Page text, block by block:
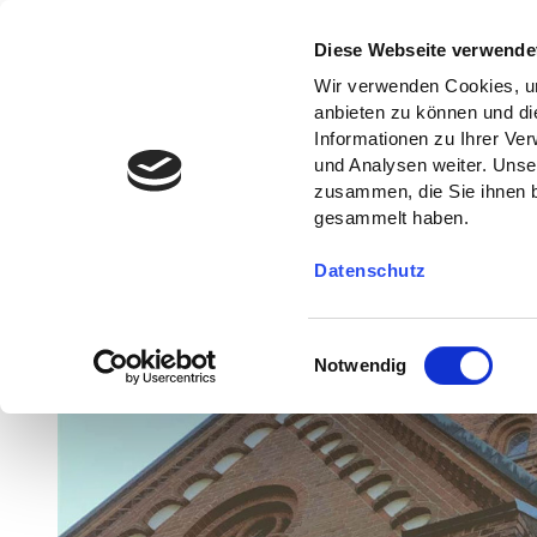
Diese Webseite
Wir verwenden Cookies,
anbieten zu können und
Informationen zu Ihrer
und Analysen weiter.
zusammen, die Sie ihnen
gesammelt haben.
Datenschutz
i
w
i
l
Notwendig